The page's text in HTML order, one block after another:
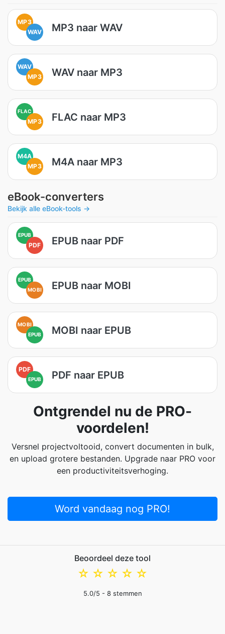
MP3
WAV
MP3 naar WAV
WAV
MP3
WAV naar MP3
FLAC
MP3 FLAC naar MP3
M4A
MP3
M4A naar MP3
eBook-converters
Bekijk alle eBook-tools →
EPUB
PDF EPUB naar PDF
EPUB
MOBI
EPUB naar MOBI
MOBI
EPUB
MOBI naar EPUB
PDF
EPUB PDF naar EPUB
Ontgrendel nu de PRO-
voordelen!
Versnel projectvoltooid, convert documenten in bulk,
en upload grotere bestanden. Upgrade naar PRO voor
een productiviteitsverhoging.
Word vandaag nog PRO!
Beoordeel deze tool
☆
☆
☆
☆
☆
5.0/5 - 8stemmen